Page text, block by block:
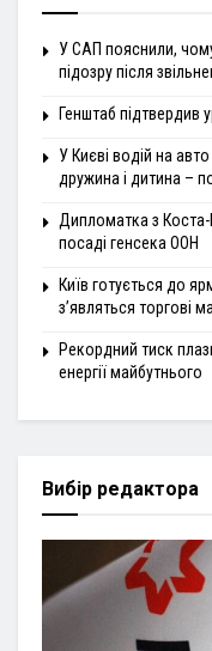
У САП пояснили,
підозру після
Генштаб підтвердив
У Києві водій на
дружина і дитина –
Дипломатка з
посаді генсека ООН
Київ готується до
з’являться торгові
Рекордний тиск
енергії майбутнього
Вибір редактора